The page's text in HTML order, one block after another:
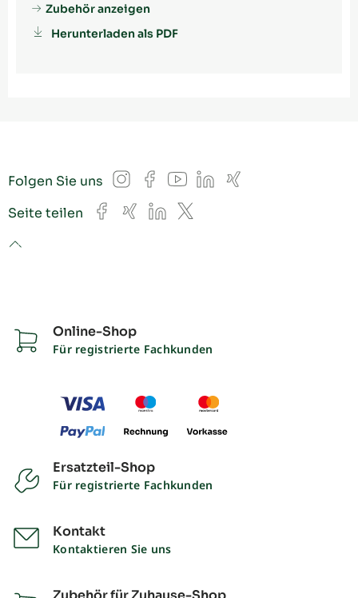
Zubehör anzeigen
Herunterladen als PDF
Folgen Sie uns Instagram
Facebook
YouTube
LinkedIn
Xing
Seite teilen Facebook
XingLinkedIn
X
to top
Online-Shop
Für registrierte Fachkunden
Ersatzteil-Shop
Für registrierte Fachkunden
Kontakt
Kontaktieren Sie uns